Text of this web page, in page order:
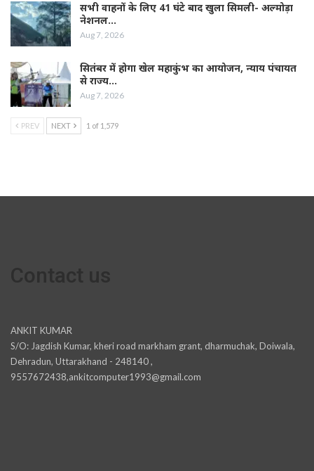
सभी वाहनों के लिए 41 घंटे बाद खुला सिमली- अल्मोड़ा
नेशनल…
Aug 7, 2026
सितंबर में होगा खेल महाकुंभ का आयोजन, न्याय पंचायत
से राज्य…
Aug 7, 2026
PREV NEXT 1 of 1,579
ANKIT KUMAR
S/O: Jagdish Kumar, kheri road markham grant, dharmuchak, Doiwala,
Dehradun, Uttarakhand - 248140 ,
9557672438,ankitcomputer1993@gmail.com